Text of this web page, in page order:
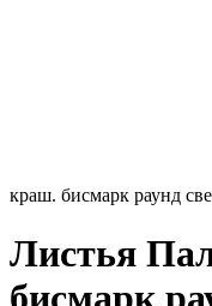
краш. бисмарк раунд
Листья